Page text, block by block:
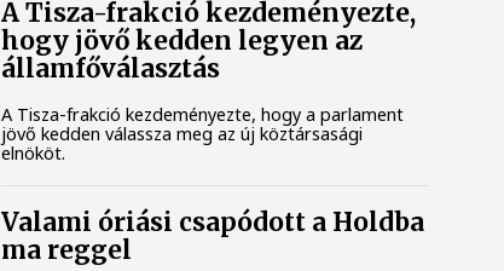
A Tisza-frakció kezdeményezte,
hogy jövő kedden legyen az
államfőválasztás
A Tisza-frakció kezdeményezte, hogy a parlament
jövő kedden válassza meg az új köztársasági
elnököt.
Valami óriási csapódott a Holdba
ma reggel